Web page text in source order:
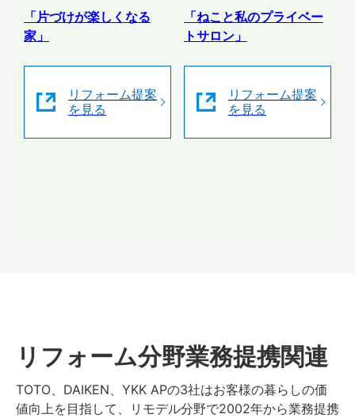
「片づけが楽しくなる
家」
リフォーム提案
を見る
「ねこと私のプライベー
トサロン」
リフォーム提案
を見る
リフォーム分野業務提携関連
TOTO、DAIKEN、YKK APの3社はお客様の暮らしの価
値向上を目指して、リモデル分野で2002年から業務提携